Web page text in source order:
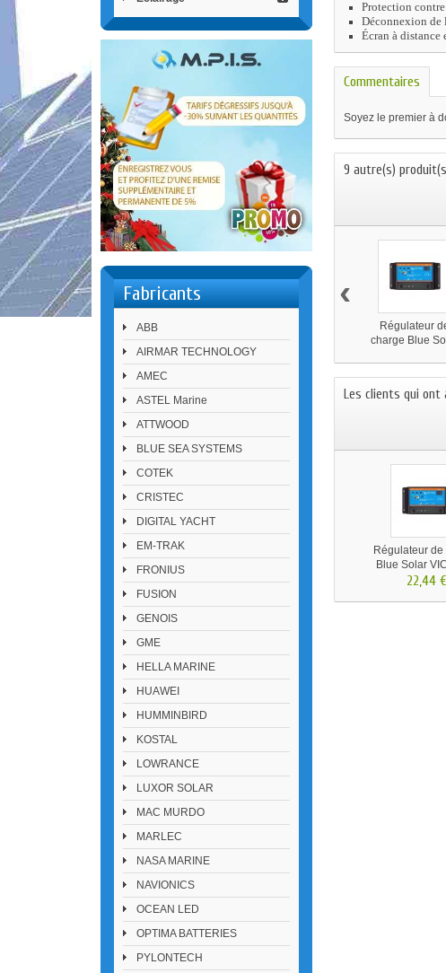
Fabricants
ABB
AIRMAR TECHNOLOGY
AMEC
ASTEL Marine
ATTWOOD
BLUE SEA SYSTEMS
COTEK
CRISTEC
DIGITAL YACHT
EM-TRAK
FRONIUS
FUSION
GENOIS
GME
HELLA MARINE
HUAWEI
HUMMINBIRD
KOSTAL
LOWRANCE
LUXOR SOLAR
MAC MURDO
MARLEC
NASA MARINE
NAVIONICS
OCEAN LED
OPTIMA BATTERIES
PYLONTECH
Protection
Déconnexion de
Écran à
Commentaires
Soyez le premier à
9 autre(s)
Régulateur
charge Blue
‹
Les clients qui
Régulateur de
Blue Solar
12/24V-
22,44 €